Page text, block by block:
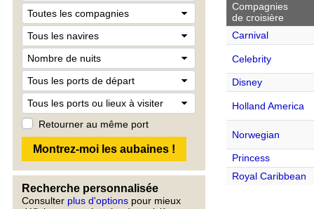
Retourner au même port
Recherche personnalisée
Consulter plus d'options pour mieux
Compagnies
de croisière
Carnival
Celebrity
Disney
Holland America
Norwegian
Princess
Royal Caribbean